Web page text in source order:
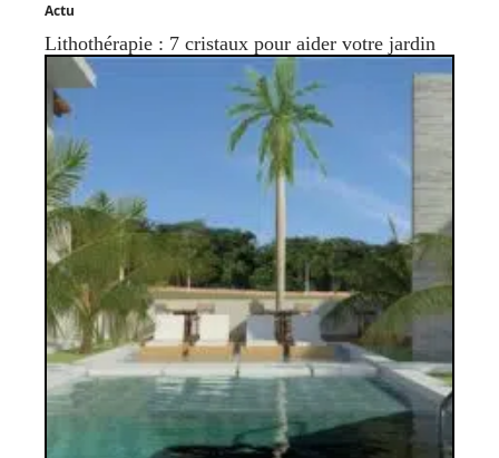
Actu
Lithothérapie : 7 cristaux pour aider votre jardin